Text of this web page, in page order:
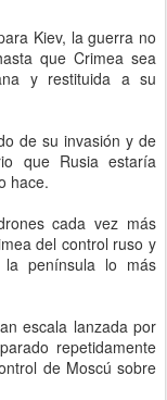
Kiev, la guerra no
que Crimea sea
y restituida a su
de su invasión y de
que Rusia estaría
hace.
cada vez más
del control ruso y
península lo más
escala lanzada por
repetidamente
de Moscú sobre